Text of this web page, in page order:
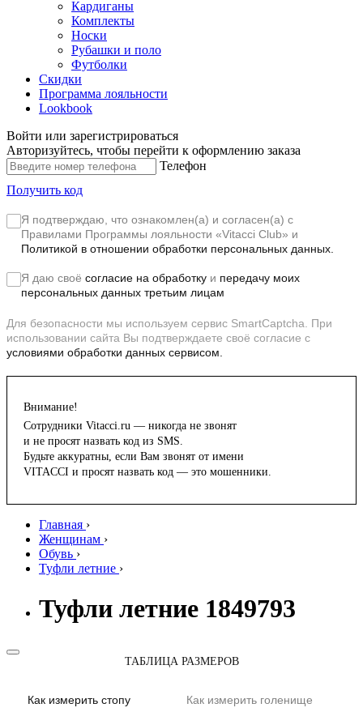
Кардиганы
Комплекты
Носки
Рубашки и поло
Футболки
Скидки
Программа лояльности
Lookbook
Войти или зарегистрироваться
Авторизуйтесь, чтобы перейти к оформлению заказа
Телефон
Получить код
Я подтверждаю, что ознакомлен(а) и согласен(а) с
Правилами Программы лояльности «Vitacci Club» и
Политикой в отношении обработки персональных данных.
Я даю своё согласие на обработку и передачу моих
персональных данных третьим лицам
Для безопасности мы используем сервис SmartCaptcha. При
использовании сайта Вы подтверждаете своё согласие с
условиями обработки данных сервисом.
Внимание!
Сотрудники Vitacci.ru — никогда не звонят
и не просят назвать код из SMS.
Будьте аккуратны, если Вам звонят от имени
VITACCI и просят назвать код — это мошенники.
Главная ›
Женщинам ›
Обувь ›
Туфли летние ›
Туфли летние 1849793
ТАБЛИЦА РАЗМЕРОВ
Как измерить стопу Как измерить голенище